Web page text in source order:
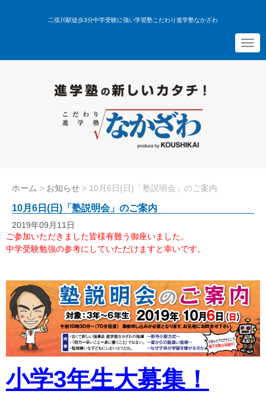
二俣川駅徒歩3分中学受験に強い学習塾こだわり進学塾なかざわ
N
a
v
ホーム > お知らせ > 10月6日(日)「塾説明会」のご案内
10月6日(日)「塾説明会」のご案内
2019年09月11日
ご参加いただきました皆様有難う御座いました。
中学受験勉強の参考にしていただけますと幸いです。
小学3年生大募集！